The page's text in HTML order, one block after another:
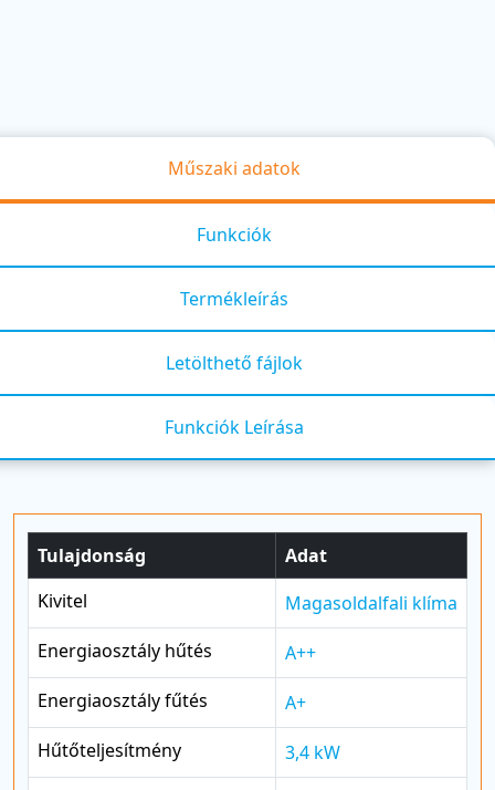
Műszaki adatok
Funkciók
Termékleírás
Letölthető fájlok
Funkciók Leírása
Tulajdonság
Adat
Kivitel
Magasoldalfali klíma
Energiaosztály hűtés
A++
Energiaosztály fűtés
A+
Hűtőteljesítmény
3,4 kW